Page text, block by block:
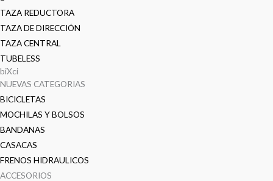
TAZA REDUCTORA
TAZA DE DIRECCIÓN
TAZA CENTRAL
TUBELESS
biXci
NUEVAS CATEGORIAS
BICICLETAS
MOCHILAS Y BOLSOS
BANDANAS
CASACAS
FRENOS HIDRAULICOS
ACCESORIOS